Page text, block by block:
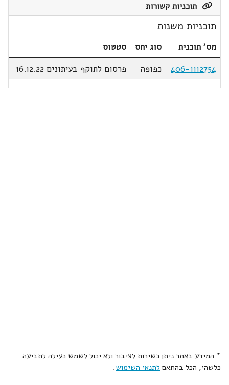
תוכניות קשורות
תוכניות משנות
מס' תוכנית סוג יחס
סטטוס
406-1112754
כפופה פרסום לתוקף בעיתונים 16.12.22
* המידע באתר ניתן כשירות לציבור ולא יכול לשמש כעילה לתביעה
כלשהי, הכל בהתאם לתנאי השימוש.